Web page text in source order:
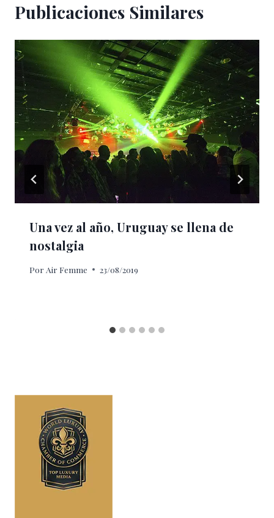
Publicaciones Similares
Una vez al año, Uruguay se llena de
nostalgia
Por Air Femme 23/08/2019